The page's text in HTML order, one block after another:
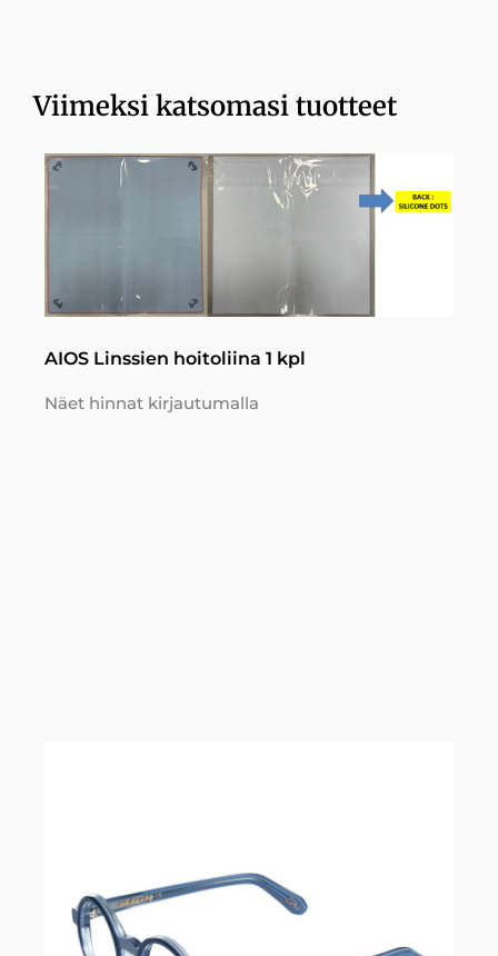
Viimeksi katsomasi tuotteet
AIOS Linssien hoitoliina 1 kpl
Näet hinnat kirjautumalla